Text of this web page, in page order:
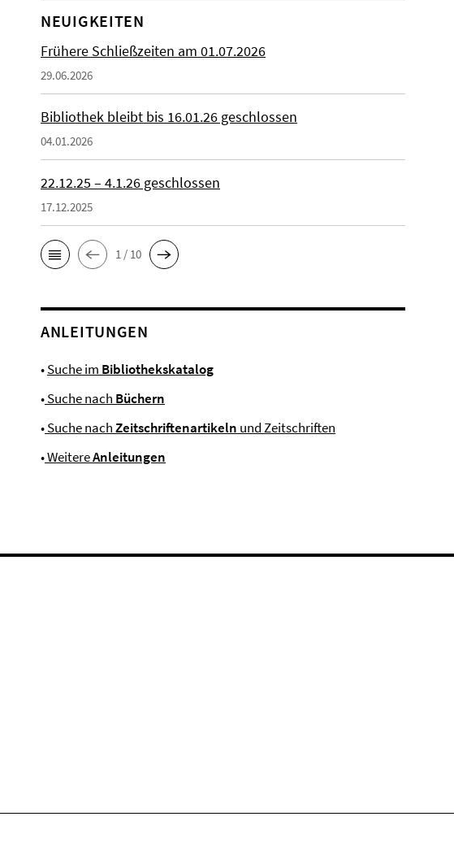
NEUIGKEITEN
Frühere Schließzeiten am 01.07.2026
29.06.2026
Bibliothek bleibt bis 16.01.26 geschlossen
04.01.2026
22.12.25 – 4.1.26 geschlossen
17.12.2025
1 / 10
ANLEITUNGEN
•Suche im Bibliothekskatalog
•Suche nach Büchern
•Suche nachZeitschriftenartikeln und Zeitschriften
•WeitereAnleitungen